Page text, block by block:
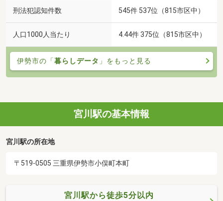
刑法犯認知件数 545件 537位（815市区中）
人口1000人当たり 4.44件 375位（815市区中）
伊勢市の「暮らしデータ 」をもっと見る
宮川駅の基本情報
宮川駅の所在地
〒519-0505 三重県伊勢市小俣町本町
宮川駅から徒歩5分以内